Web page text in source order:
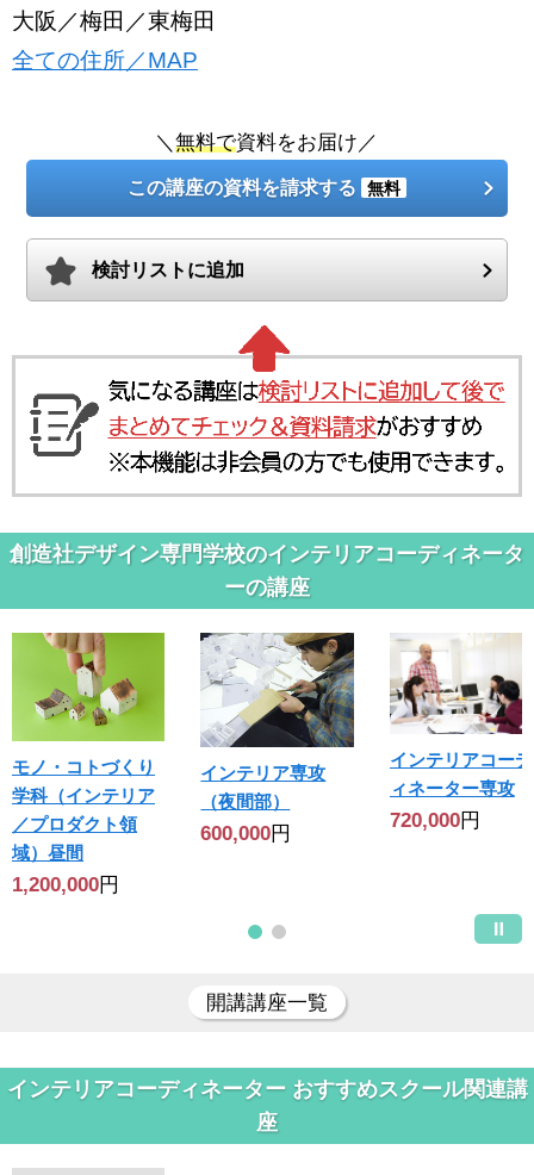
大阪／梅田／東梅田
全ての住所／MAP
＼無料で資料をお届け／
この講座の資料を請求する 無料
検討リストに追加
創造社デザイン専門学校のインテリアコーディネータ
ーの講座
モノ・コトづくり
学科（インテリア
／プロダクト領
域）昼間
1,200,000円
インテリア専攻
（夜間部）
600,000円
インテリアコーデ
ィネーター専攻
720,000円
開講講座一覧
インテリアコーディネーター おすすめスクール関連講
座